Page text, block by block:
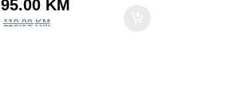
95.00 KM
119.00KM